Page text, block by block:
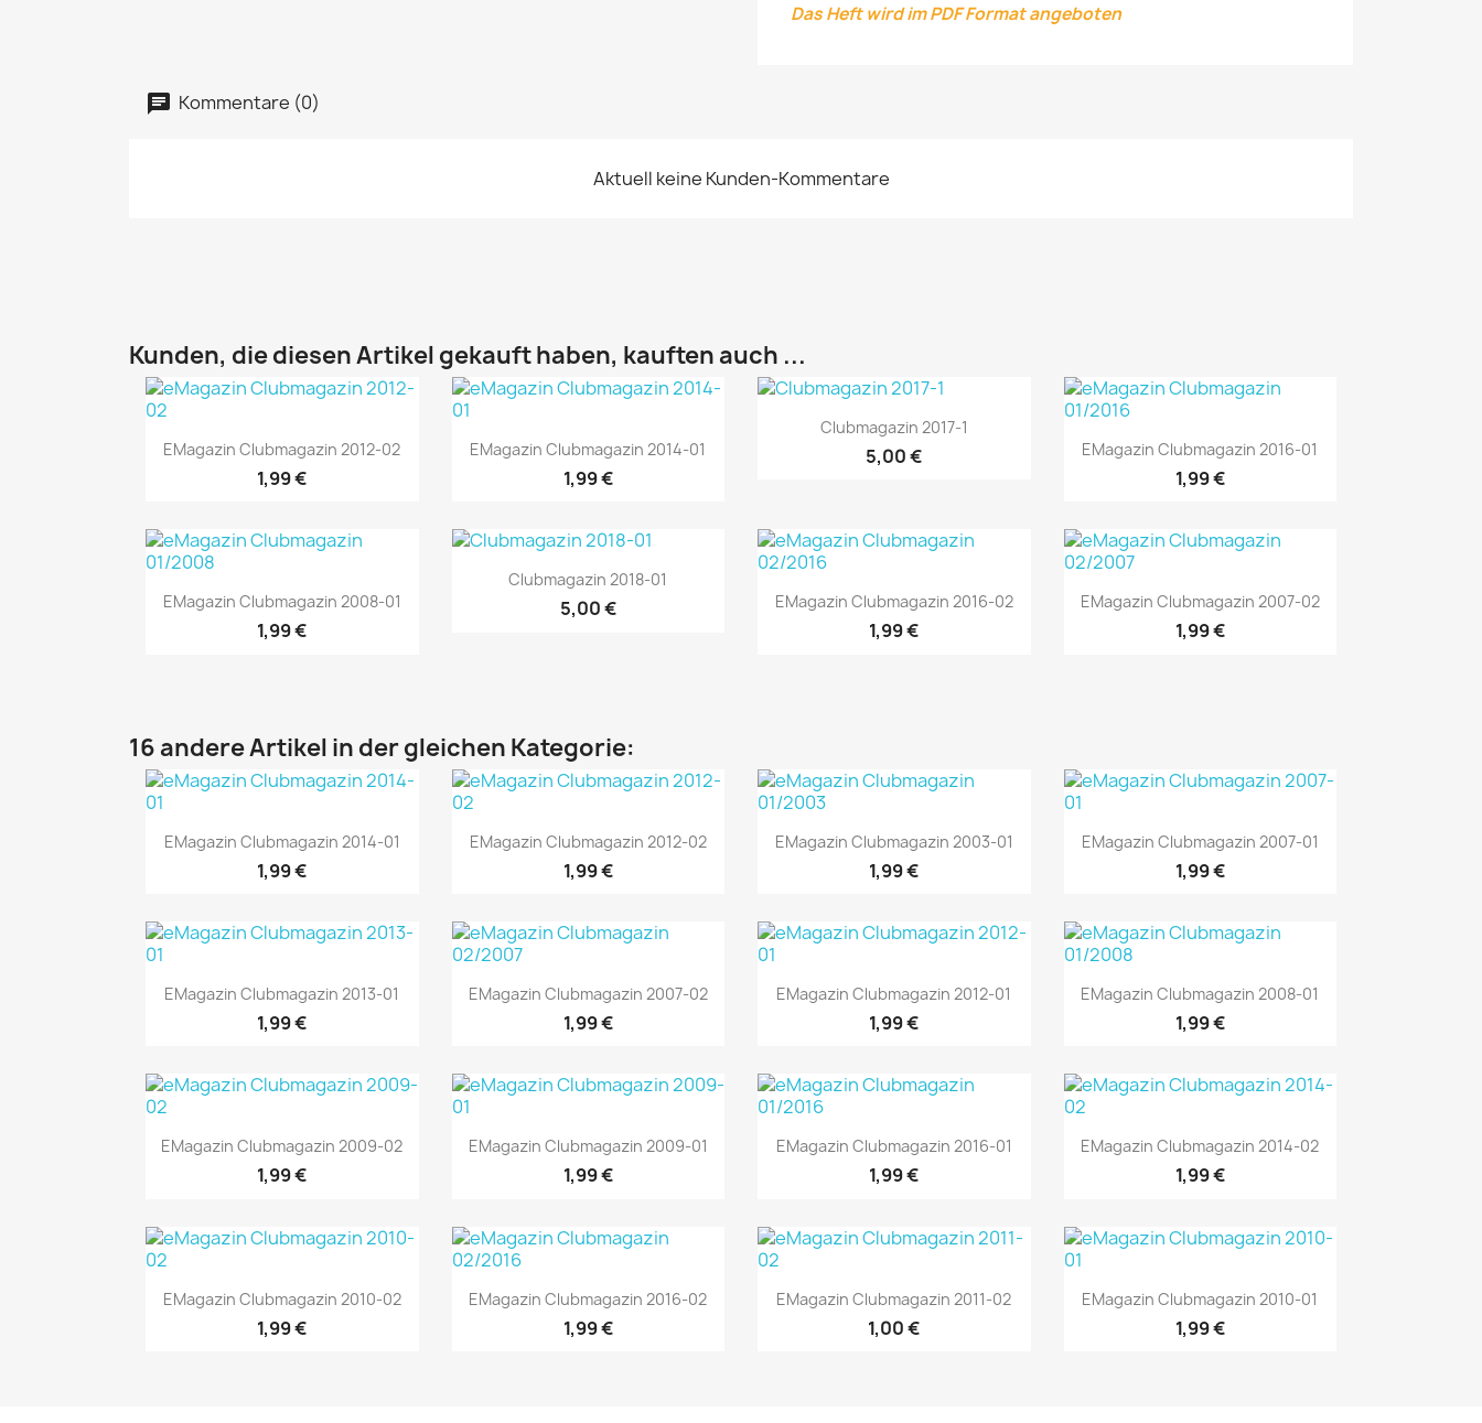
Das Heft wird im PDF Format angeboten
Kommentare (0)
Aktuell keine Kunden-Kommentare
Kunden, die diesen Artikel gekauft haben, kauften auch ...
Vorschau
EMagazin Clubmagazin 2012-02
1,99 €
Vorschau
EMagazin Clubmagazin 2014-01
1,99 €
Vorschau
Clubmagazin 2017-1
5,00 € Vorschau
EMagazin Clubmagazin 2016-01
1,99 €
Vorschau
EMagazin Clubmagazin 2008-01
1,99 €
Vorschau
Clubmagazin 2018-01
5,00 € Vorschau
EMagazin Clubmagazin 2016-02
1,99 €
Vorschau
EMagazin Clubmagazin 2007-02
1,99 €
16 andere Artikel in der gleichen Kategorie:
Vorschau
EMagazin Clubmagazin 2014-01
1,99 €
Vorschau
EMagazin Clubmagazin 2012-02
1,99 €
Vorschau
EMagazin Clubmagazin 2003-01
1,99 €
Vorschau
EMagazin Clubmagazin 2007-01
1,99 €
Vorschau
EMagazin Clubmagazin 2013-01
1,99 €
Vorschau
EMagazin Clubmagazin 2007-02
1,99 €
Vorschau
EMagazin Clubmagazin 2012-01
1,99 €
Vorschau
EMagazin Clubmagazin 2008-01
1,99 €
Vorschau
EMagazin Clubmagazin 2009-02
1,99 €
Vorschau
EMagazin Clubmagazin 2009-01
1,99 €
Vorschau
EMagazin Clubmagazin 2016-01
1,99 €
Vorschau
EMagazin Clubmagazin 2014-02
1,99 €
Vorschau
EMagazin Clubmagazin 2010-02
1,99 €
Vorschau
EMagazin Clubmagazin 2016-02
1,99 €
Vorschau
EMagazin Clubmagazin 2011-02
1,00 €
Vorschau
EMagazin Clubmagazin 2010-01
1,99 €